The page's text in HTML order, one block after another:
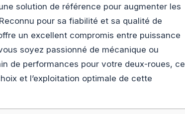
solution de référence pour augmenter les
pour sa fiabilité et sa qualité de
un excellent compromis entre puissance
soyez passionné de mécanique ou
de performances pour votre deux-roues, ce
et l’exploitation optimale de cette